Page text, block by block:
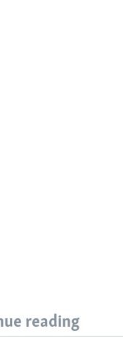
reading